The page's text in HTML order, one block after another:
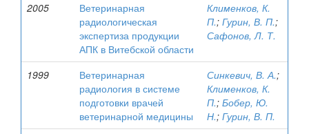
2005
Ветеринарная
радиологическая
экспертиза продукции
АПК в Витебской области
Клименков, К.
П.; Гурин, В. П.;
Сафонов, Л. Т.
1999
Ветеринарная
радиология в системе
подготовки врачей
ветеринарной медицины
Синкевич, В. А.;
Клименков, К.
П.; Бобер, Ю.
Н.; Гурин, В. П.